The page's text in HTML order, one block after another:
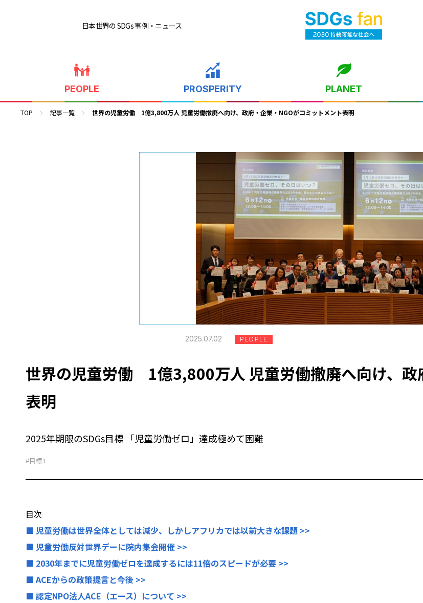
日本世界の SDGs 事例・ニュース
PEOPLE PROSPERITY PLANET
TOP 記事一覧 世界の児童労働 1億3,800万人 児童労働撤廃へ向け、政府・企業・NGOがコミットメント表明
2025.07.02 PEOPLE
世界の児童労働 1億3,800万人 児童労働撤廃へ向け、政
表明
2025年期限のSDGs目標 「児童労働ゼロ」達成極めて困難
#目標1
目次
■ 児童労働は世界全体としては減少、しかしアフリカでは以前大きな課題 >>
■ 児童労働反対世界デーに院内集会開催 >>
■ 2030年までに児童労働ゼロを達成するには11倍のスピードが必要 >>
■ ACEからの政策提言と今後 >>
■ 認定NPO法人ACE（エース）について >>